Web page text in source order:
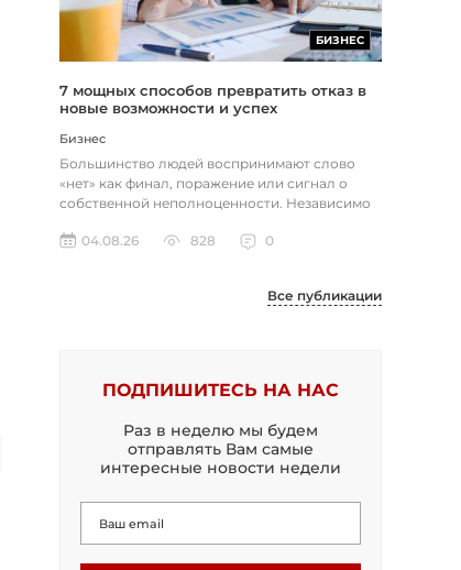
БИЗНЕС
7 мощных способов превратить отказ в
новые возможности и успех
Бизнес
Большинство людей воспринимают слово
«нет» как финал, поражение или сигнал о
собственной неполноценности. Независимо
04.08.26
828 0
Все публикации
ПОДПИШИТЕСЬ НА НАС
Раз в неделю мы будем
отправлять Вам самые
интересные новости недели